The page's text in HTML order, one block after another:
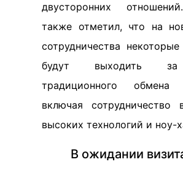
двусторонних
также отметил, что на
сотрудничества
будут выходить
традиционного обмена
включая сотрудничество
высоких технологий и ноу-
В ожидании